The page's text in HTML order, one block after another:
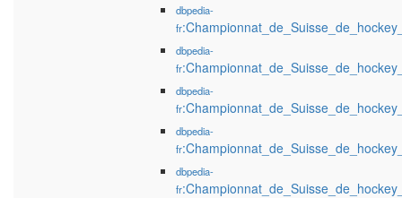
dbpedia-
fr
dbpedia-
fr
dbpedia-
fr
dbpedia-
fr
dbpedia-
fr